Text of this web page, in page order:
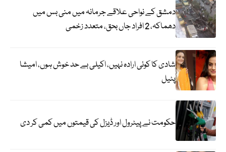
دمشق کے نواحی علاقے جرمانہ میں منی بس میں
دھماکہ، 2 افراد جاں بحق، متعدد زخمی
شادی کا کوئی ارادہ نہیں، اکیلی بے حد خوش ہوں، امیشا
پٹیل
حکومت نے پیٹرول اور ڈیزل کی قیمتوں میں کمی کر دی